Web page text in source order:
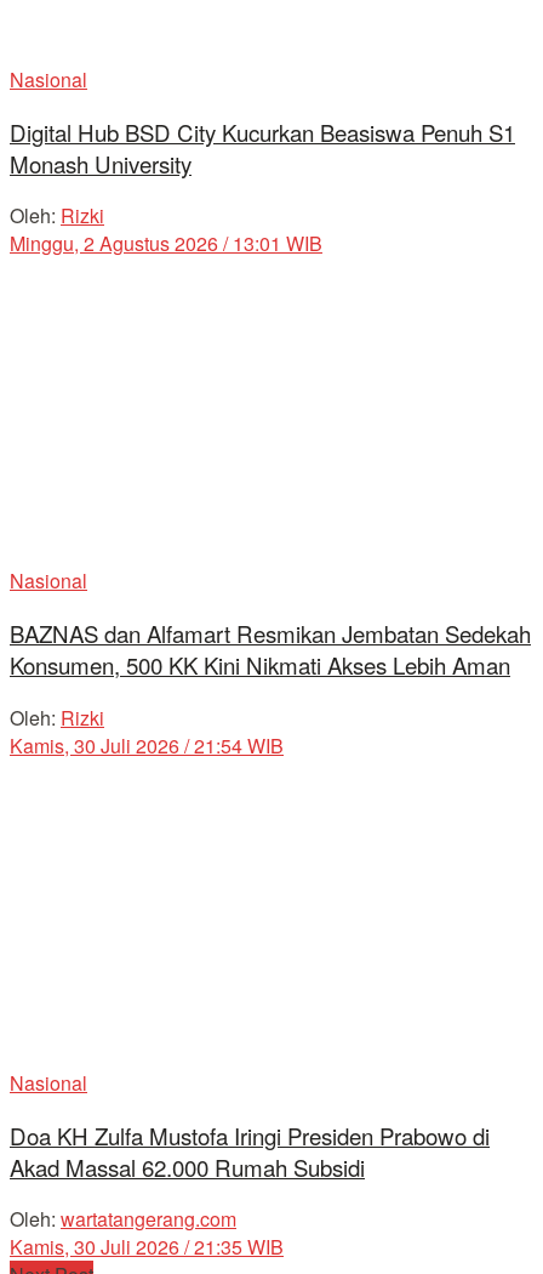
Nasional
Digital Hub BSD City Kucurkan Beasiswa Penuh S1
Monash University
Oleh: Rizki
Minggu, 2 Agustus 2026 / 13:01 WIB
Nasional
BAZNAS dan Alfamart Resmikan Jembatan Sedekah
Konsumen, 500 KK Kini Nikmati Akses Lebih Aman
Oleh: Rizki
Kamis, 30 Juli 2026 / 21:54 WIB
Nasional
Doa KH Zulfa Mustofa Iringi Presiden Prabowo di
Akad Massal 62.000 Rumah Subsidi
Oleh: wartatangerang.com
Kamis, 30 Juli 2026 / 21:35 WIB